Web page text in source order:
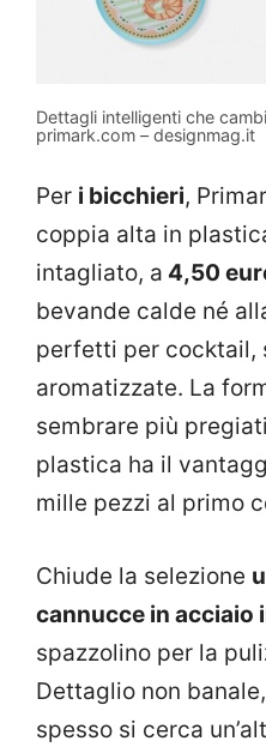
Dettagli intelligenti che
primark.com – designmag.it
Per i bicchieri,
coppia alta in
intagliato, a 4,50
bevande calde né
perfetti per cocktail,
aromatizzate. La
sembrare più
plastica ha il
mille pezzi al primo
Chiude la selezione
cannucce in acciaio
spazzolino per la
Dettaglio non
spesso si cerca